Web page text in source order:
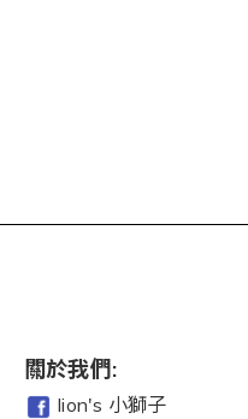
關於我們:
lion's 小獅子